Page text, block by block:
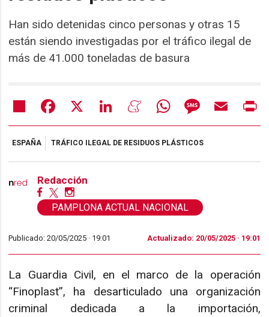
Han sido detenidas cinco personas y otras 15
están siendo investigadas por el tráfico ilegal de
más de 41.000 toneladas de basura
Share Facebook LinkedIn MeneameWhatsAppMessageEmail
ESPAÑA TRÁFICO ILEGAL DE RESIDUOS PLÁSTICOS
Redacción
PAMPLONA ACTUAL NACIONAL
Publicado: 20/05/2025 · 19:01 Actualizado: 20/05/2025 · 19:01
La Guardia Civil, en el marco de la operación
“Finoplast”, ha desarticulado una organización
criminal dedicada a la importación,